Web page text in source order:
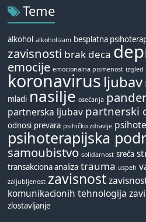
Teme
alkohol alkoholizam besplatna
zavisnosti brak deca
emocije emocionalna pismenost izgled
koronavirus ljubav
mladi nasilje osećanja
partnerska ljubav partnerski
odnosi prevara psihičko zdravlje
psihoterapijska
samoubistvo solidarnost sreća
transakciona analiza trauma uspeh
zaljubljenost zavisnost
komunikacionih tehnologija
zlostavljanje